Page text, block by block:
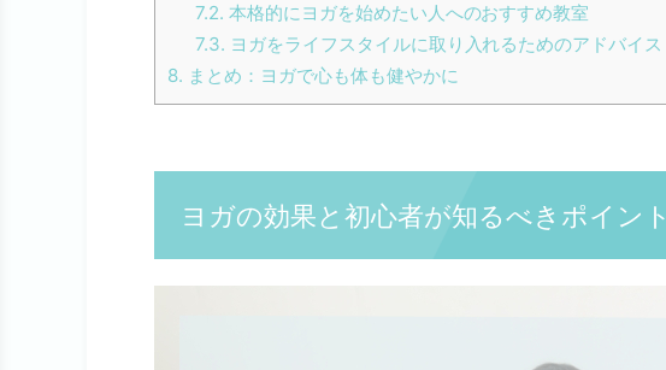
7.2. 本格的にヨガを始めたい人へのおすすめ教室
7.3. ヨガをライフスタイルに取り入れるためのアドバイス
8. まとめ：ヨガで心も体も健やかに
ヨガの効果と初心者が知るべきポイント